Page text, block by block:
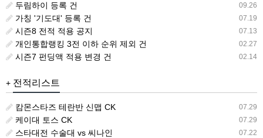
09.26
두림하이 등록 건
07.19
가칭 '기도대' 등록 건
07.13
시즌8 전적 적용 공지
02.27
개인통합랭킹 3전 이하 순위 제외 건
02.14
시즌7 펀딩액 적용 변경 건
+ 전적리스트
07.29
캄몬스타즈 테란반 신맵 CK
07.29
케이대 토스 CK
07.22
스타대전 수술대 vs 씨나인